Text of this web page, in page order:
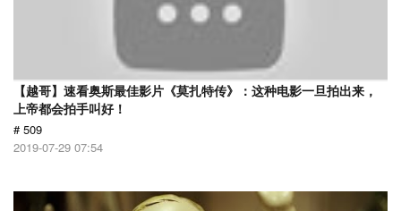
【越哥】速看奥斯最佳影片《莫扎特传》：这种电影一旦拍出来，
上帝都会拍手叫好！
# 509
2019-07-29 07:54